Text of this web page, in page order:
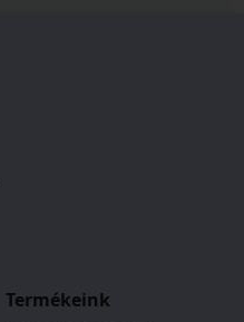
Termékeink